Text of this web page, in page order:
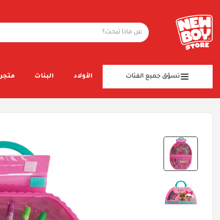
تسوّق جميع الفئات الأولاد البنات